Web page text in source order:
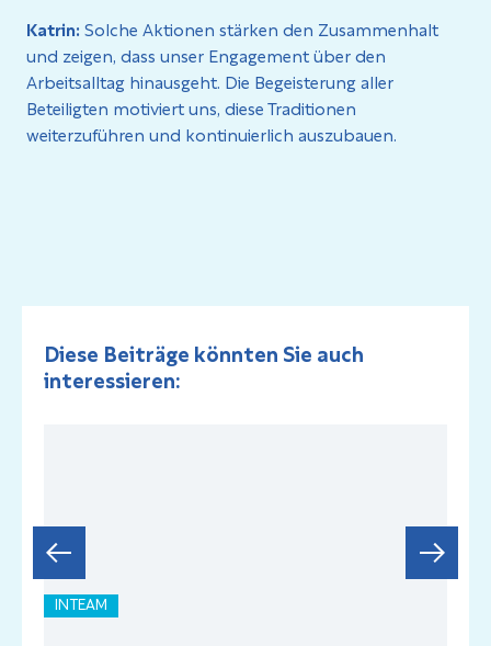
Katrin: Solche Aktionen stärken den Zusammenhalt
und zeigen, dass unser Engagement über den
Arbeitsalltag hinausgeht. Die Begeisterung aller
Beteiligten motiviert uns, diese Traditionen
weiterzuführen und kontinuierlich auszubauen.
Diese Beiträge könnten Sie auch
interessieren:
INTEAM